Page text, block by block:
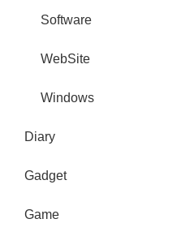
Software
WebSite
Windows
Diary
Gadget
Game